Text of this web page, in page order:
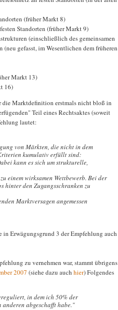
(früher Markt 8)
Standorten (früher Markt 9)
(einschließlich des gemeinsamen
gefasst, im Wesentlichen dem früheren
Markt 13)
16)
die Marktdefinition erstmals nicht bloß in
Teil eines Rechtsaktes (soweit
lautet:
von Märkten, die nicht in dem
kumulativ erfüllt sind:
kann es sich um strukturelle,
einem wirksamen Wettbewerb. Bei der
hinter den Zugangsschranken zu
Marktversagen angemessen
in Erwägungsgrund 3 der Empfehlung auch
zu vernehmen war, stammt übrigens
2007 (siehe dazu auch hier) Folgendes
in dem ich 50% der
abgeschafft habe."